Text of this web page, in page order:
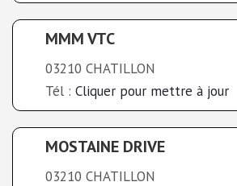
MMM VTC
03210 CHATILLON
Tél : Cliquer pour mettre à jour
MOSTAINE DRIVE
03210 CHATILLON